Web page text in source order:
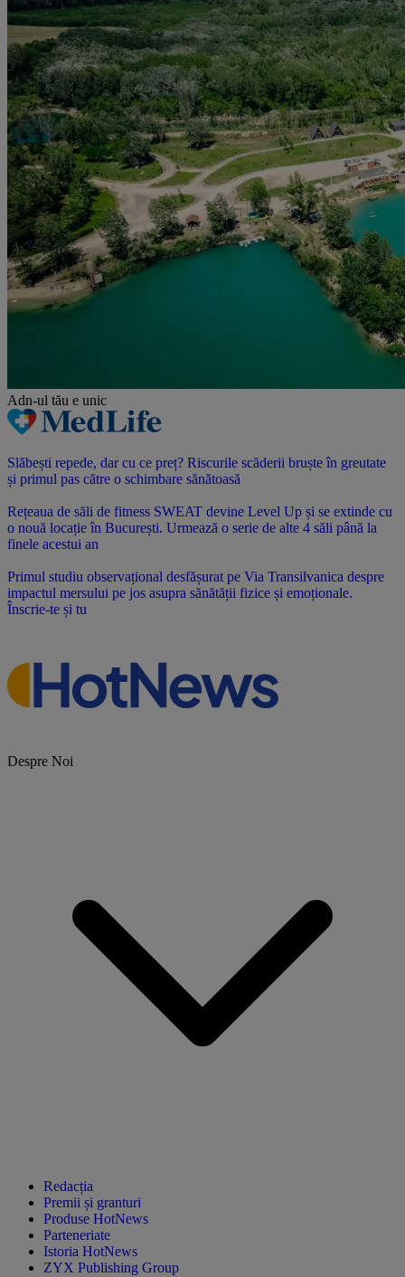
Adn-ul tău e unic
Slăbești repede, dar cu ce preț? Riscurile scăderii bruște în greutate
și primul pas către o schimbare sănătoasă
Rețeaua de săli de fitness SWEAT devine Level Up și se extinde cu
o nouă locație în București. Urmează o serie de alte 4 săli până la
finele acestui an
Primul studiu observațional desfășurat pe Via Transilvanica despre
impactul mersului pe jos asupra sănătății fizice și emoționale.
Înscrie-te și tu
Despre Noi
Redacția
Premii și granturi
Produse HotNews
Parteneriate
Istoria HotNews
ZYX Publishing Group